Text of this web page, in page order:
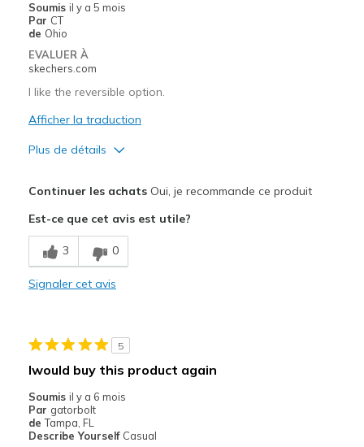
Soumis il y a 5 mois
Par CT
de Ohio
EVALUER À
skechers.com
I like the reversible option.
Afficher la traduction
Plus de détails
Comfortable
Width
Sizing
Continuer les achatsOui, je recommande ce produit
Est-ce que cet avis est utile?
3 0
Signaler cet avis
5
Iwould buy this product again
Soumis il y a 6 mois
Par gatorbolt
de Tampa, FL
Describe Yourself Casual